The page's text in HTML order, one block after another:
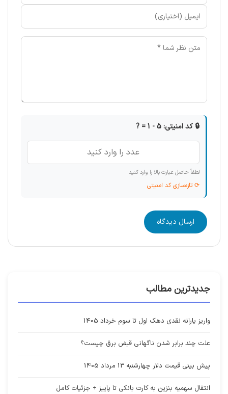
🔒 کد امنیتی: 5 - 1 = ?
لطفاً حاصل عبارت بالا را وارد کنید
⟳ تازه‌سازی کد امنیتی
ارسال دیدگاه
جدیدترین مطالب
واریز یارانه نقدی دهک اول تا سوم خرداد 1405
علت چند برابر شدن ناگهانی قبض برق چیست؟
پیش بینی قیمت دلار چهارشنبه 13 مرداد 1405
انتقال سهمیه بنزین به کارت بانکی تا پاییز + جزئیات کامل